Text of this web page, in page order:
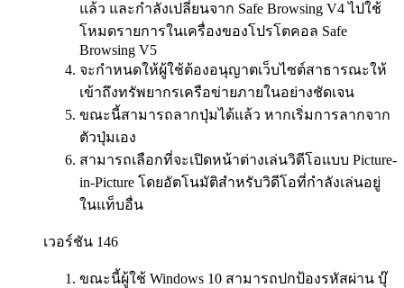
แล้ว และกำลังเปลี่ยนจาก Safe Browsing V4 ไปใช้
โหมดรายการในเครื่องของโปรโตคอล Safe
Browsing V5
จะกำหนดให้ผู้ใช้ต้องอนุญาตเว็บไซต์สาธารณะให้
เข้าถึงทรัพยากรเครือข่ายภายในอย่างชัดเจน
ขณะนี้สามารถลากปุ่มได้แล้ว หากเริ่มการลากจาก
ตัวปุ่มเอง
สามารถเลือกที่จะเปิดหน้าต่างเล่นวิดีโอแบบ Picture-
in-Picture โดยอัตโนมัติสำหรับวิดีโอที่กำลังเล่นอยู่
ในแท็บอื่น
เวอร์ชัน 146
ขณะนี้ผู้ใช้ Windows 10 สามารถปกป้องรหัสผ่าน บุ๊